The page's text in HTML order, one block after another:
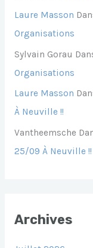
Laure Masson
Organisations
Sylvain Gorau
Organisations
Laure Masson
À Neuville !!
Vantheemsche
25/09 À Neuville !!
Archives